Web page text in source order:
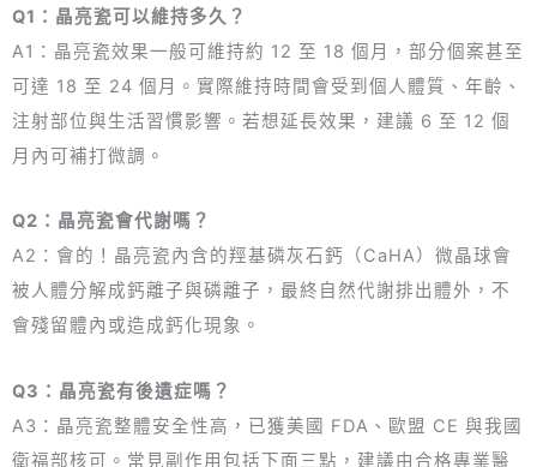
Q1：晶亮瓷可以維持多久？
A1：晶亮瓷效果一般可維持約 12 至 18 個月，部分個案甚至
可達 18 至 24 個月。實際維持時間會受到個人體質、年齡、
注射部位與生活習慣影響。若想延長效果，建議 6 至 12 個
月內可補打微調。
Q2：晶亮瓷會代謝嗎？
A2：會的！晶亮瓷內含的羥基磷灰石鈣（CaHA）微晶球會
被人體分解成鈣離子與磷離子，最終自然代謝排出體外，不
會殘留體內或造成鈣化現象。
Q3：晶亮瓷有後遺症嗎？
A3：晶亮瓷整體安全性高，已獲美國 FDA、歐盟 CE 與我國
衛福部核可。常見副作用包括下面三點，建議由合格專業醫